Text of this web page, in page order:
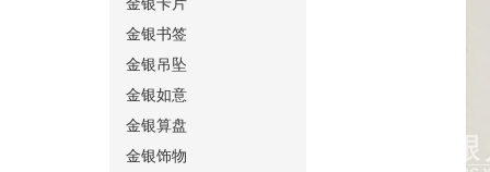
金银书签
金银吊坠
金银如意
金银算盘
金银饰物